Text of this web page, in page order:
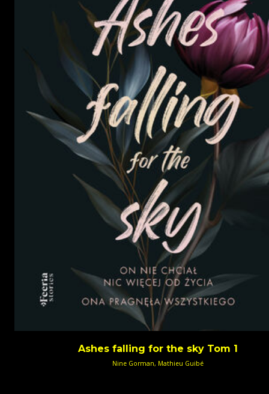
Ashes falling for the sky Tom 1
Nine Gorman, Mathieu Guibé